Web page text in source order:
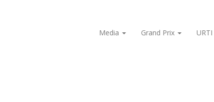
Media
Grand Prix URTI